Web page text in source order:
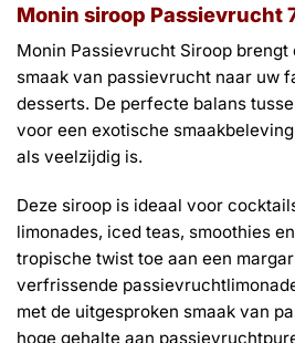
Monin siroop Passievrucht
Monin Passievrucht Siroop brengt
smaak van passievrucht naar uw
desserts. De perfecte balans
voor een exotische
als veelzijdig is.
Deze siroop is ideaal voor
limonades, iced teas, smoothies
tropische twist toe aan een
verfrissende
met de uitgesproken smaak van
hoge gehalte aan